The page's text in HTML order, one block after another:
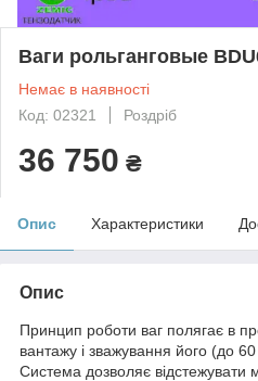
Ваги рольганговые
Немає в наявності
Код: 02321
Роздріб
36 750 ₴
Опис Характеристики
Опис
Принцип роботи ваг полягає в
вантажу і зважування його (до 60
Система дозволяє відстежувати